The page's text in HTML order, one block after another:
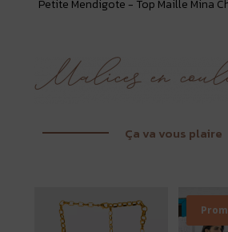
Petite Mendigote - Top Maille Mina
Ça va vous plaire